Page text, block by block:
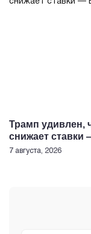
Трамп удивлен,
снижает
7 августа, 2026